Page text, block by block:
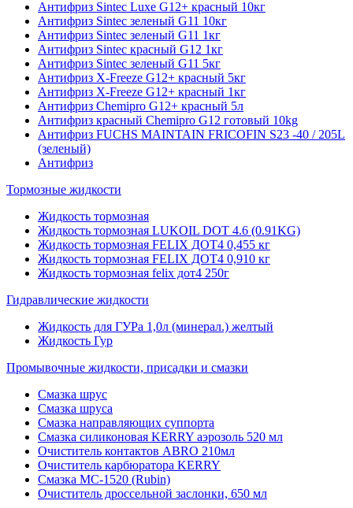
Антифриз Sintec Luxe G12+ красный 10кг
Антифриз Sintec зеленый G11 10кг
Антифриз Sintec зеленый G11 1кг
Антифриз Sintec красный G12 1кг
Антифриз Sintec зеленый G11 5кг
Антифриз X-Freeze G12+ красный 5кг
Антифриз X-Freeze G12+ красный 1кг
Антифриз Chemipro G12+ красный 5л
Антифриз красный Chemipro G12 готовый 10kg
Антифриз FUCHS MAINTAIN FRICOFIN S23 -40 / 205L
(зеленый)
Антифриз
Тормозные жидкости
Жидкость тормозная
Жидкость тормозная LUKOIL DOT 4.6 (0.91KG)
Жидкость тормозная FELIX ДОТ4 0,455 кг
Жидкость тормозная FELIX ДОТ4 0,910 кг
Жидкость тормозная felix дот4 250г
Гидравлические жидкости
Жидкость для ГУРа 1,0л (минерал.) желтый
Жидкость Гур
Промывочные жидкости, присадки и смазки
Смазка шрус
Смазка шруса
Смазка направляющих суппорта
Смазка силиконовая KERRY аэрозоль 520 мл
Очиститель контактов ABRO 210мл
Очиститель карбюратора KERRY
Смазка МС-1520 (Rubin)
Очиститель дроссельной заслонки, 650 мл